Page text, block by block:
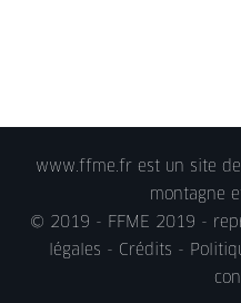
www.ffme.fr est un site
montagne
© 2019 - FFME 2019 -
légales - Crédits -